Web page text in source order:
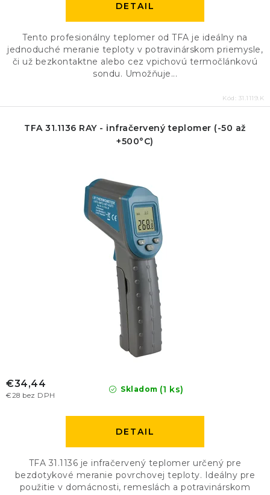
DETAIL
Tento profesionálny teplomer od TFA je ideálny na
jednoduché meranie teploty v potravinárskom priemysle,
či už bezkontaktne alebo cez vpichovú termočlánkovú
sondu. Umožňuje...
Kód: 31.1119.K
TFA 31.1136 RAY - infračervený teplomer (-50 až
+500°C)
Skladom (1 ks)
€28 bez DPH
€34,44
DETAIL
TFA 31.1136 je infračervený teplomer určený pre
bezdotykové meranie povrchovej teploty. Ideálny pre
použitie v domácnosti, remeslách a potravinárskom